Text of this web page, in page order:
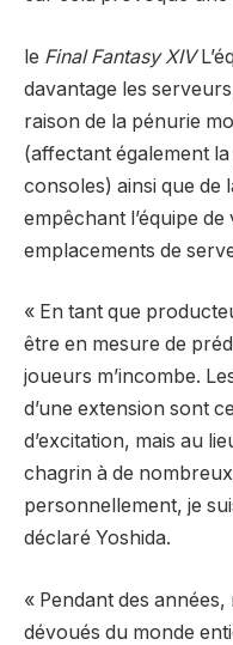
le Final Fantasy XIV
davantage les
raison de la pénurie
(affectant également
consoles) ainsi que de
empêchant l’équipe
emplacements de
« En tant que
être en mesure de
joueurs m’incombe.
d’une extension sont
d’excitation, mais au
chagrin à de
personnellement, je
déclaré Yoshida.
« Pendant des
dévoués du monde